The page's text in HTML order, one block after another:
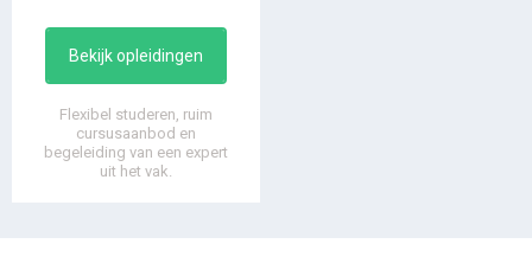
Bekijk opleidingen
Flexibel studeren, ruim
cursusaanbod en
begeleiding van een expert
uit het vak.